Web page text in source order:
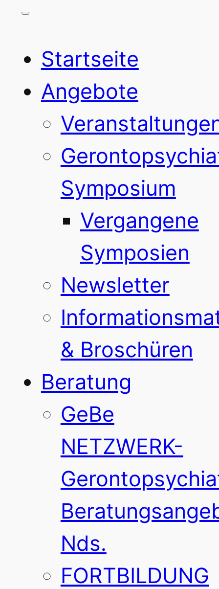
Startseite
Angebote
Symposium
Vergangene
Symposien
Newsletter
& Broschüren
Beratung
GeBe
NETZWERK-
Nds.
FORTBILDUNG